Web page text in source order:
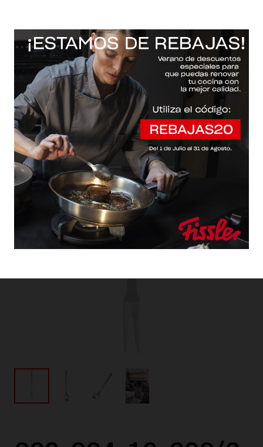
Inicio / Fissler Web / Accesorios / cuchillos / tapas /
Essential®